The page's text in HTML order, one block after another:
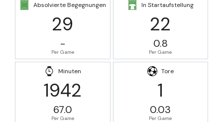
Absolvierte Begegnungen
29
-
Per Game
In Startaufstellung
22
0.8
Per Game
Minuten
1942
67.0
Per Game
Tore
1
0.03
Per Game